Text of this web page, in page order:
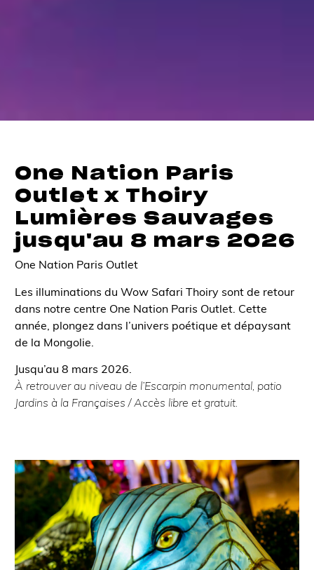
One Nation Paris
Outlet x Thoiry
Lumières Sauvages
jusqu'au 8 mars 2026
One Nation Paris Outlet
Les illuminations du Wow Safari Thoiry sont de retour
dans notre centre One Nation Paris Outlet. Cette
année, plongez dans l’univers poétique et dépaysant
de la Mongolie.
Jusqu’au 8 mars 2026.
À retrouver au niveau de l’Escarpin monumental, patio
Jardins à la Françaises / Accès libre et gratuit.